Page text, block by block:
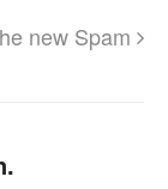
new Spam